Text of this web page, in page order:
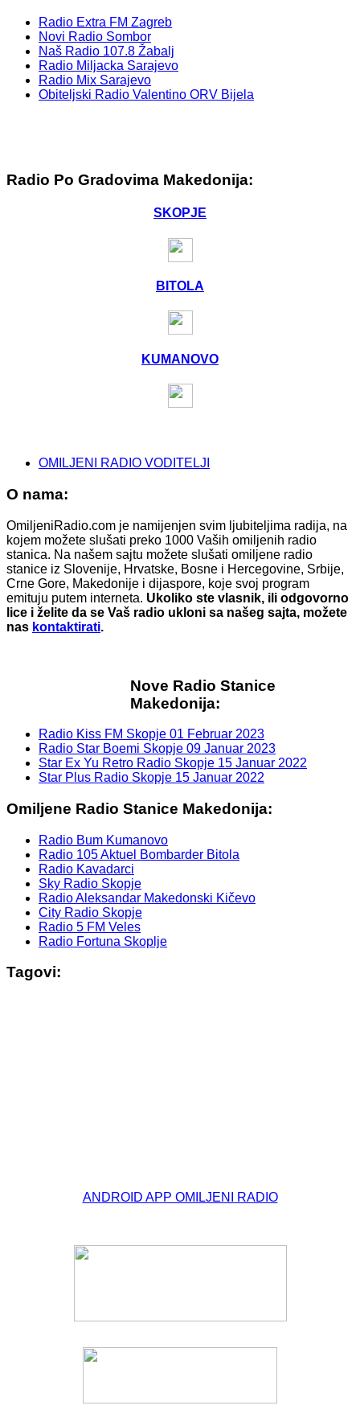
Radio Extra FM Zagreb
Novi Radio Sombor
Naš Radio 107.8 Žabalj
Radio Miljacka Sarajevo
Radio Mix Sarajevo
Obiteljski Radio Valentino ORV Bijela
Radio Po Gradovima Makedonija:
SKOPJE
BITOLA
KUMANOVO
OMILJENI RADIO VODITELJI
O nama:
OmiljeniRadio.com je namijenjen svim ljubiteljima radija, na
kojem možete slušati preko 1000 Vaših omiljenih radio
stanica. Na našem sajtu možete slušati omiljene radio
stanice iz Slovenije, Hrvatske, Bosne i Hercegovine, Srbije,
Crne Gore, Makedonije i dijaspore, koje svoj program
emituju putem interneta. Ukoliko ste vlasnik, ili odgovorno
lice i želite da se Vaš radio ukloni sa našeg sajta, možete
nas kontaktirati.
Nove Radio Stanice
Makedonija:
Radio Kiss FM Skopje 01 Februar 2023
Radio Star Boemi Skopje 09 Januar 2023
Star Ex Yu Retro Radio Skopje 15 Januar 2022
Star Plus Radio Skopje 15 Januar 2022
Omiljene Radio Stanice Makedonija:
Radio Bum Kumanovo
Radio 105 Aktuel Bombarder Bitola
Radio Kavadarci
Sky Radio Skopje
Radio Aleksandar Makedonski Kičevo
City Radio Skopje
Radio 5 FM Veles
Radio Fortuna Skoplje
Tagovi:
ANDROID APP OMILJENI RADIO